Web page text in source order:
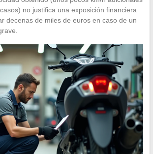
no justifica una exposición financiera
decenas de miles de euros en caso de un